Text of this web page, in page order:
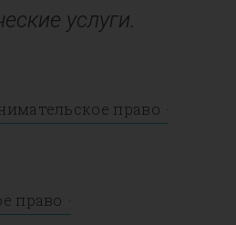
услуги.
право
право